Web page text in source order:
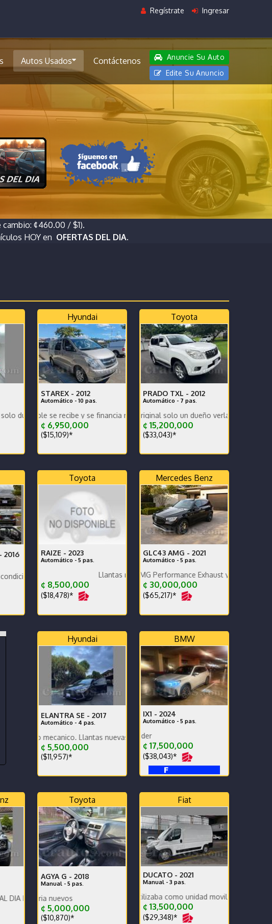
Regístrate Ingresar
Autos Usados Contáctenos
Anuncie Su Auto
Edite Su Anuncio
¢460.00 / $1).
HOY en OFERTAS DEL DIA.
récord y mantenimiento Se recibe o se financia
Hyundai
STAREX - 2012
Automático - 10 pas.
se recibe y se financia mantenimiento preventivo hecho
¢ 6,950,000
($15,109)*
Toyota
PRADO TXL - 2012
Automático - 7 pas.
Hielera increiblenre original solo un dueño verla es comprarla
¢ 15,200,000
($33,043)*
2016
tanto mecánicas como estéticas.
Toyota
RAIZE - 2023
Automático - 5 pas.
Llantas nuevas
¢ 8,500,000
($18,478)*
Mercedes Benz
GLC43 AMG - 2021
Automático - 5 pas.
En perfecto estado AMG Performance Exhaust y sistema de sonido
¢ 30,000,000
($65,217)*
Hyundai
ELANTRA SE - 2017
Automático - 4 pas.
mecanico. Llantas nuevas. Se traspasa deuda de Grupo Q.
¢ 5,500,000
($11,957)*
BMW
IX1 - 2024
Automático - 5 pas.
¢ 17,500,000
($38,043)*
Toyota
AGYA G - 2018
Manual - 5 pas.
Llantas frenos bateria nuevos
¢ 5,000,000
($10,870)*
Fiat
DUCATO - 2021
Manual - 3 pas.
Muy poco uso se utilizaba como unidad movil de video
¢ 13,500,000
($29,348)*